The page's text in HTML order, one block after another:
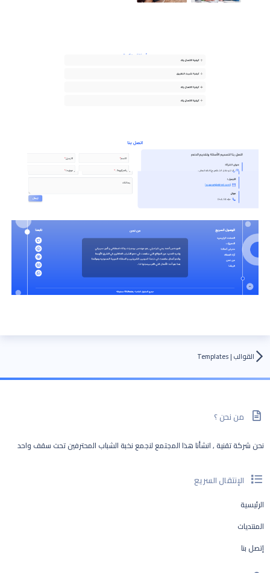
القوالب | Templates
من نحن ؟
نحن شركة تقنية , انشأنا هذا المجتمع لنجمع نخبة الشباب المحترفين تحت سقف واحد
الإنتقال السريع
الرئيسية
المنتديات
إتصل بنا